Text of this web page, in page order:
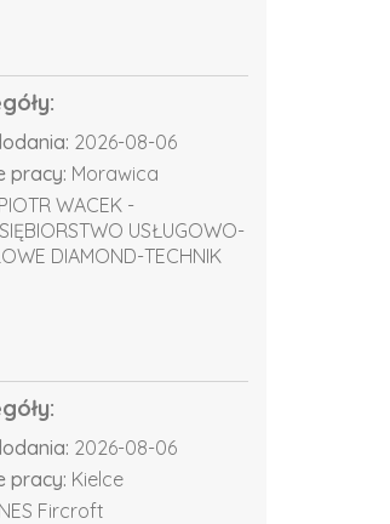
2026-08-06
pracy: Morawica
PIOTR WACEK -
USŁUGOWO-
DIAMOND-TECHNIK
2026-08-06
pracy: Kielce
NES Fircroft